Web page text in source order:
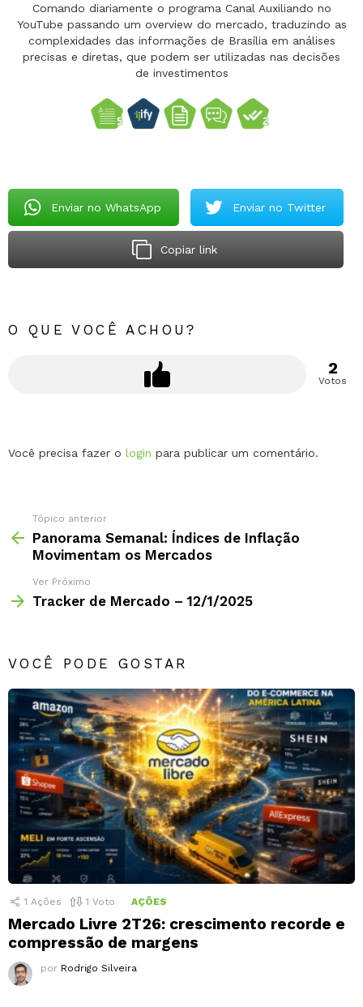
Comando diariamente o programa Canal Auxiliando no
YouTube passando um overview do mercado, traduzindo as
complexidades das informações de Brasília em análises
precisas e diretas, que podem ser utilizadas nas decisões
de investimentos
Enviar no WhatsApp Enviar no Twitter
Copiar link
O QUE VOCÊ ACHOU?
2
Votos
Deixe
Você precisa fazer o login para publicar um comentário.
Tópico anterior
Panorama Semanal: Índices de Inflação
Movimentam os Mercados
Ver Próximo
Tracker de Mercado – 12/1/2025
VOCÊ PODE GOSTAR
1 Ações 1 Voto AÇÕES
Mercado Livre 2T26: crescimento recorde e
compressão de margens
por Rodrigo Silveira